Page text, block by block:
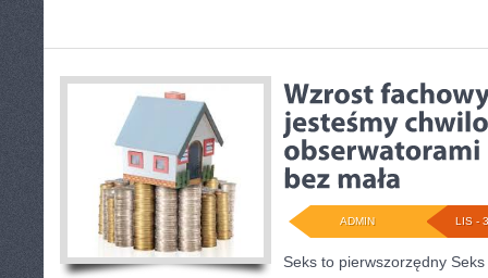
LIS -
ADMIN
Seks to pierwszorzędny